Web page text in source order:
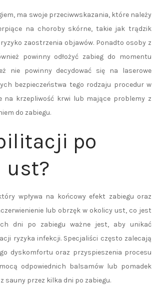
ma swoje przeciwwskazania, które należy
na choroby skórne, takie jak trądzik
zaostrzenia objawów. Ponadto osoby z
powinny odłożyć zabieg do momentu
nie powinny decydować się na laserowe
bezpieczeństwa tego rodzaju procedur w
na krzepliwość krwi lub mające problemy z
do zabiegu.
po
ust?
wpływa na końcowy efekt zabiegu oraz
lub obrzęk w okolicy ust, co jest
dni po zabiegu ważne jest, aby unikać
ryzyka infekcji. Specjaliści często zalecają
dyskomfortu oraz przyspieszenia procesu
odpowiednich balsamów lub pomadek
sauny przez kilka dni po zabiegu.